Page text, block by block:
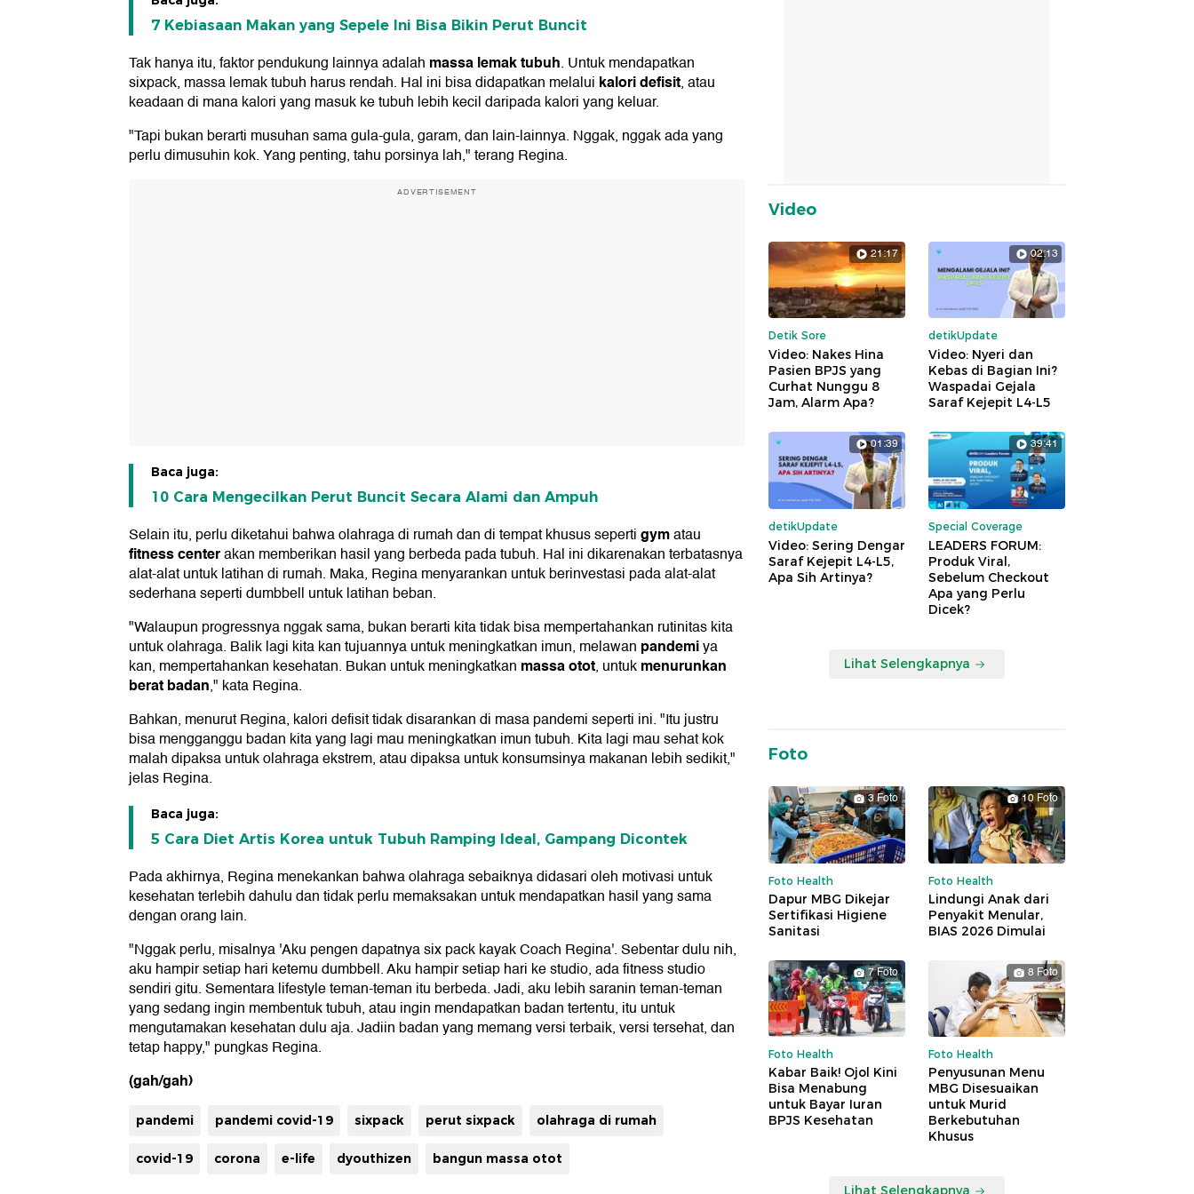
7 Kebiasaan Makan yang Sepele Ini Bisa Bikin Perut Buncit
Tak hanya itu, faktor pendukung lainnya adalah massa lemak tubuh. Untuk mendapatkan
sixpack, massa lemak tubuh harus rendah. Hal ini bisa didapatkan melalui kalori defisit, atau
keadaan di mana kalori yang masuk ke tubuh lebih kecil daripada kalori yang keluar.
"Tapi bukan berarti musuhan sama gula-gula, garam, dan lain-lainnya. Nggak, nggak ada yang
perlu dimusuhin kok. Yang penting, tahu porsinya lah," terang Regina.
ADVERTISEMENT
Baca juga:
10 Cara Mengecilkan Perut Buncit Secara Alami dan Ampuh
Selain itu, perlu diketahui bahwa olahraga di rumah dan di tempat khusus sepertigymatau
fitness centerakan memberikan hasil yang berbeda pada tubuh. Hal ini dikarenakan terbatasnya
alat-alat untuk latihan di rumah. Maka, Regina menyarankan untuk berinvestasi pada alat-alat
sederhana seperti dumbbell untuk latihan beban.
"Walaupun progressnya nggak sama, bukan berarti kita tidak bisa mempertahankan rutinitas kita
untuk olahraga. Balik lagi kita kan tujuannya untuk meningkatkan imun, melawan pandemiya
kan, mempertahankan kesehatan. Bukan untuk meningkatkan massa otot, untukmenurunkan
berat badan," kata Regina.
Bahkan, menurut Regina, kalori defisit tidak disarankan di masa pandemi seperti ini. "Itu justru
bisa mengganggu badan kita yang lagi mau meningkatkan imun tubuh. Kita lagi mau sehat kok
malah dipaksa untuk olahraga ekstrem, atau dipaksa untuk konsumsinya makanan lebih sedikit,"
jelas Regina.
Baca juga:
5 Cara Diet Artis Korea untuk Tubuh Ramping Ideal, Gampang Dicontek
Pada akhirnya, Regina menekankan bahwa olahraga sebaiknya didasari oleh motivasi untuk
kesehatan terlebih dahulu dan tidak perlu memaksakan untuk mendapatkan hasil yang sama
dengan orang lain.
"Nggak perlu, misalnya 'Aku pengen dapatnya six pack kayak Coach Regina'. Sebentar dulu nih,
aku hampir setiap hari ketemu dumbbell. Aku hampir setiap hari ke studio, ada fitness studio
sendiri gitu. Sementara lifestyle teman-teman itu berbeda. Jadi, aku lebih saranin teman-teman
yang sedang ingin membentuk tubuh, atau ingin mendapatkan badan tertentu, itu untuk
mengutamakan kesehatan dulu aja. Jadiin badan yang memang versi terbaik, versi tersehat, dan
tetap happy," pungkas Regina.
(gah/gah)
pandemi pandemi covid-19 sixpack perut sixpack olahraga di rumah
covid-19 corona e-life dyouthizen bangun massa otot
Video
21:17
Detik Sore
Video: Nakes Hina
Pasien BPJS yang
Curhat Nunggu 8
Jam, Alarm Apa?
02:13
detikUpdate
Video: Nyeri dan
Kebas di Bagian Ini?
Waspadai Gejala
Saraf Kejepit L4-L5
01:39
detikUpdate
Video: Sering Dengar
Saraf Kejepit L4-L5,
Apa Sih Artinya?
39:41
Special Coverage
LEADERS FORUM:
Produk Viral,
Sebelum Checkout
Apa yang Perlu
Dicek?
Lihat Selengkapnya
Foto
3 Foto
Foto Health
Dapur MBG Dikejar
Sertifikasi Higiene
Sanitasi
10 Foto
Foto Health
Lindungi Anak dari
Penyakit Menular,
BIAS 2026 Dimulai
7 Foto
Foto Health
Kabar Baik! Ojol Kini
Bisa Menabung
untuk Bayar Iuran
BPJS Kesehatan
8 Foto
Foto Health
Penyusunan Menu
MBG Disesuaikan
untuk Murid
Berkebutuhan
Khusus
Lihat Selengkapnya